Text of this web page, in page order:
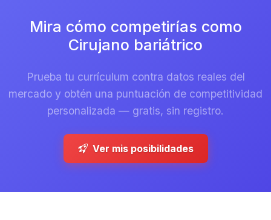
Mira cómo competirías como
Cirujano bariátrico
Prueba tu currículum contra datos reales del
mercado y obtén una puntuación de competitividad
personalizada — gratis, sin registro.
Ver mis posibilidades